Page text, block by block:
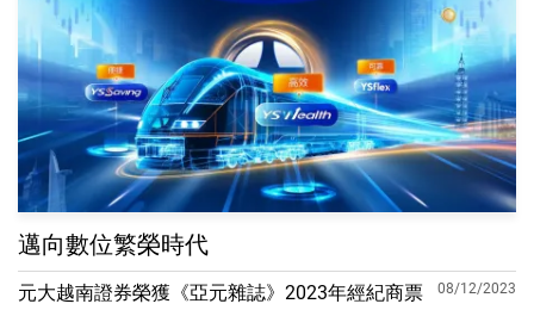
邁向數位繁榮時代
元大越南證券榮獲《亞元雜誌》2023年經紀商票
08/12/2023